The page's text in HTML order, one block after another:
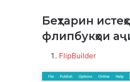
Беҳтарин
флипбукҳои
FlipBuilder